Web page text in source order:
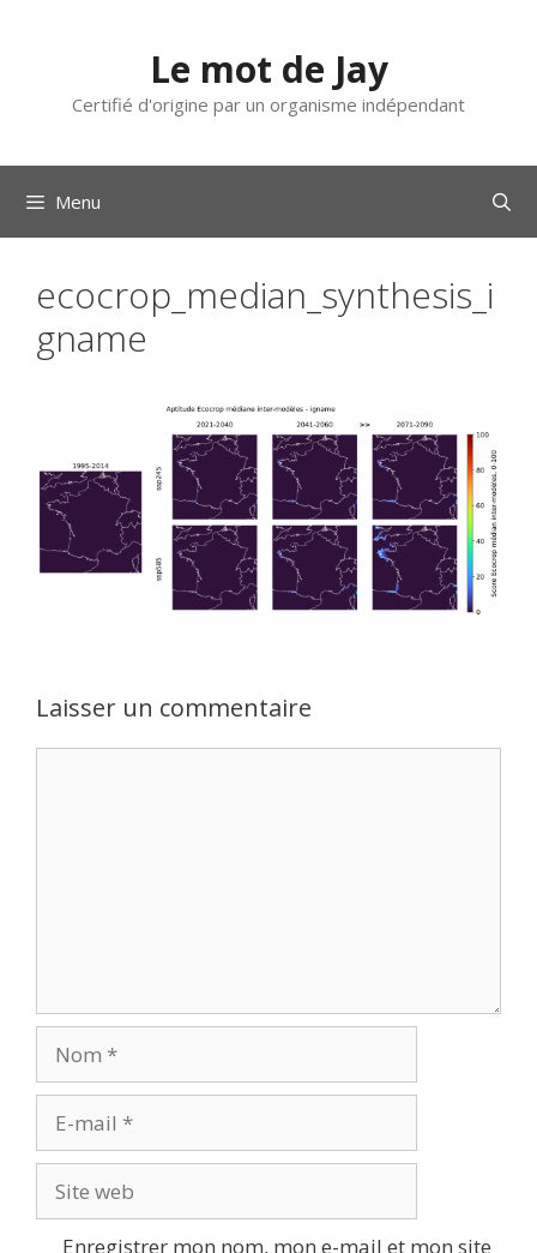
Le mot de Jay
Certifié d'origine par un organisme indépendant
Menu
ecocrop_median_synthesis_i
gname
Laisser un commentaire
mail
web
Enregistrer mon nom, mon e-mail et mon site